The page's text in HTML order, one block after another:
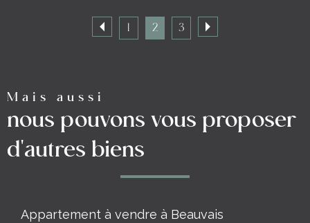
1 2 3
Mais aussi
nous pouvons vous proposer
d'autres biens
Appartement à vendre à Beauvais